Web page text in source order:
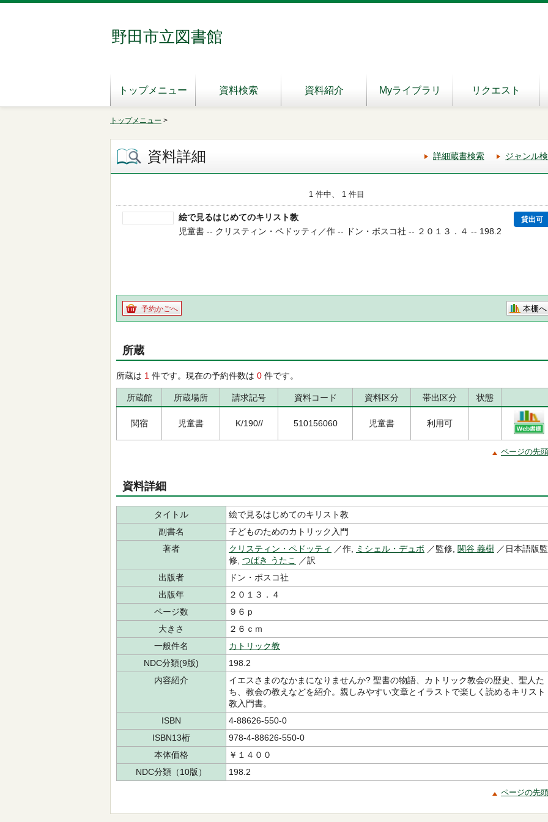
野田市立図書館
トップメニュー 資料検索 資料紹介 Myライブラリ リクエスト
トップメニュー >
資料詳細 詳細蔵書検索 ジャンル
1 件中、 1 件目
絵で見るはじめてのキリスト教 貸出可
児童書 -- クリスティン・ペドッティ／作 -- ドン・ボスコ社 -- ２０１３．４ -- 198.2
予約かごへ 本棚へ
所蔵
所蔵は 1 件です。現在の予約件数は 0 件です。
所蔵館 所蔵場所 請求記号 資料コード 資料区分 帯出区分 状態
関宿 児童書 K/190// 510156060 児童書 利用可
ページの先
資料詳細
タイトル
絵で見るはじめてのキリスト教
副書名
子どものためのカトリック入門
著者
クリスティン・ペドッティ ／作, ミシェル・デュボ ／監修, 関谷 義樹 ／日本語版監
修, つばき うたこ
／訳
出版者
ドン・ボスコ社
出版年
２０１３．４
ページ数
９６ｐ
大きさ
２６ｃｍ
一般件名
カトリック教
NDC分類(9版)
198.2
内容紹介
イエスさまのなかまになりませんか? 聖書の物語、カトリック教会の歴史、聖人た
ち、教会の教えなどを紹介。親しみやすい文章とイラストで楽しく読めるキリスト
教入門書。
ISBN
4-88626-550-0
ISBN13桁
978-4-88626-550-0
本体価格
￥１４００
NDC分類（10版）
198.2
ページの先